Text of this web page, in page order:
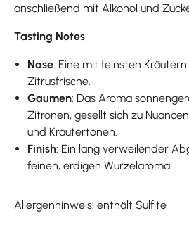
anschließend mit Alkohol und
Tasting Notes
Nase: Eine mit feinsten
Zitrusfrische.
Gaumen: Das Aroma
Zitronen, gesellt sich zu
und Kräutertönen.
Finish: Ein lang verweilender
feinen, erdigen Wurzelaroma.
Allergenhinweis: enthält Sulfite